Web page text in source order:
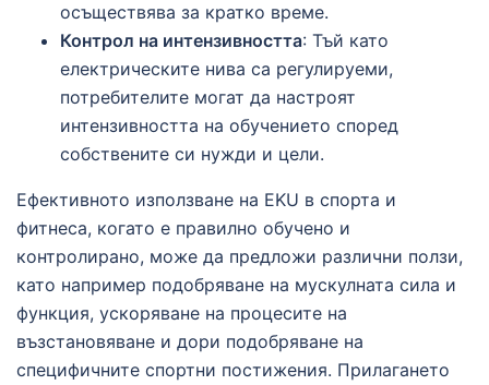
осъществява за кратко време.
Контрол на интензивността: Тъй като
електрическите нива са регулируеми,
потребителите могат да настроят
интензивността на обучението според
собствените си нужди и цели.
Ефективното използване на EKU в спорта и
фитнеса, когато е правилно обучено и
контролирано, може да предложи различни ползи,
като например подобряване на мускулната сила и
функция, ускоряване на процесите на
възстановяване и дори подобряване на
специфичните спортни постижения. Прилагането